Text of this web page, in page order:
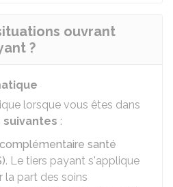
ouvrant
?
lorsque vous êtes dans
:
complémentaire santé
. Le tiers payant s'applique
la part des soins